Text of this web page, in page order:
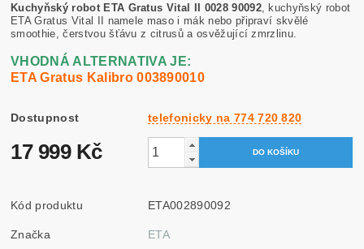
Kuchyňský robot ETA Gratus Vital II 0028 90092, kuchyňský robot
ETA Gratus Vital II namele maso i mák nebo připraví skvělé
smoothie, čerstvou šťávu z citrusů a osvěžující zmrzlinu.
VHODNÁ ALTERNATIVA JE:
ETA Gratus Kalibro 003890010
Dostupnost telefonicky na 774 720 820
17 999 Kč
Kód produktu ETA002890092
Značka ETA